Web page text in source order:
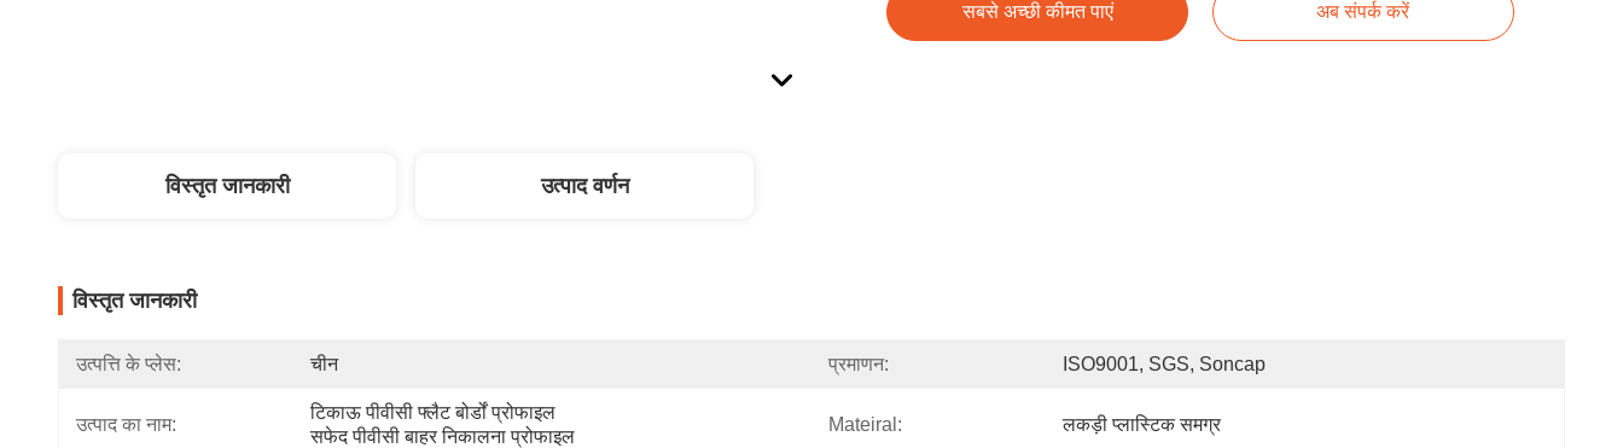
सबसे अच्छी कीमत पाएं अब संपर्क करें
विस्तृत जानकारी उत्पाद वर्णन
विस्तृत जानकारी
उत्पत्ति के प्लेस: चीन प्रमाणन: ISO9001, SGS, Soncap
उत्पाद का नाम:
टिकाऊ पीवीसी फ्लैट बोर्डों प्रोफाइल
सफेद पीवीसी बाहर निकालना प्रोफाइल
Mateiral: लकड़ी प्लास्टिक समग्र